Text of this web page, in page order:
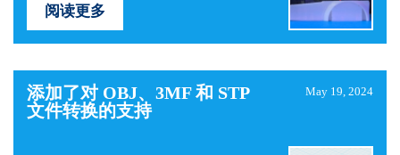
阅读更多
添加了对 OBJ、3MF 和 STP
文件转换的支持
May 19, 2024